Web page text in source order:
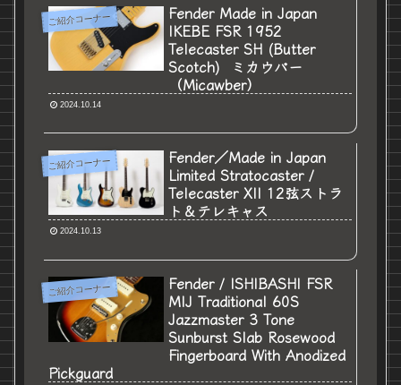
ご紹介コーナー
Fender Made in Japan
IKEBE FSR 1952
Telecaster SH (Butter
Scotch) ミカウバー
（Micawber）
2024.10.14
ご紹介コーナー
Fender／Made in Japan
Limited Stratocaster /
Telecaster XII 12弦ストラ
ト＆テレキャス
2024.10.13
ご紹介コーナー
Fender / ISHIBASHI FSR
MIJ Traditional 60S
Jazzmaster 3 Tone
Sunburst Slab Rosewood
Fingerboard With Anodized
Pickguard